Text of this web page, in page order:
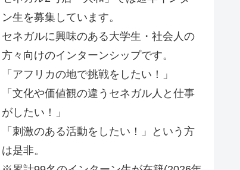
ン生を募集しています。
セネガルに興味のある大学生・社会人の
方々向けのインターンシップです。
「アフリカの地で挑戦をしたい！」
「文化や価値観の違うセネガル人と仕事
がしたい！」
「刺激のある活動をしたい！」という方
は是非。